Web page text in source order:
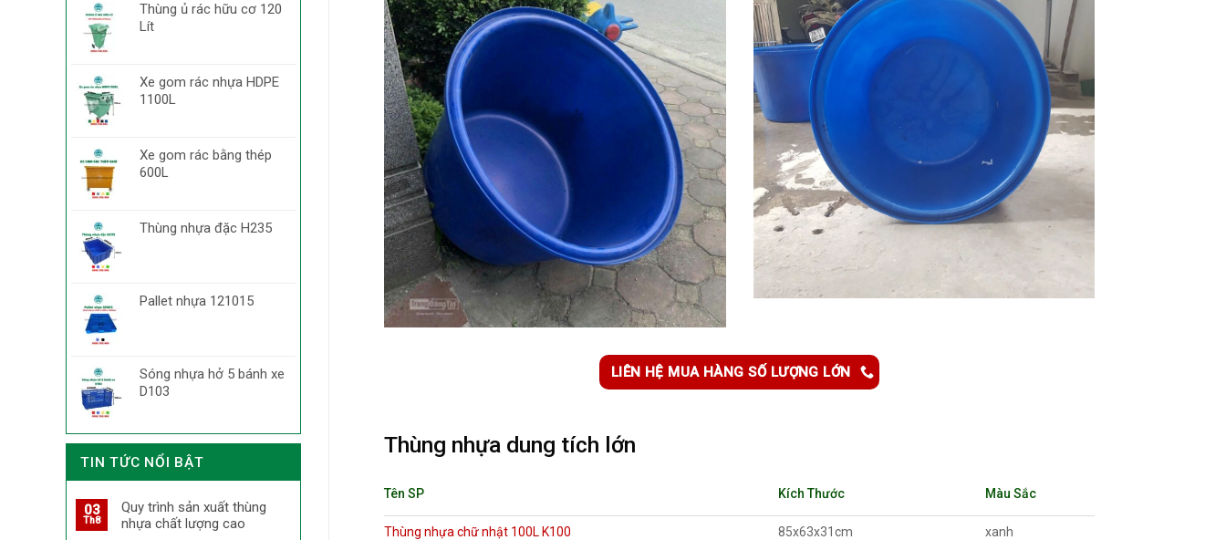
Thùng ủ rác hữu cơ 120
Lít
Xe gom rác nhựa HDPE
1100L
Xe gom rác bằng thép
600L
Thùng nhựa đặc H235
Pallet nhựa 121015
Sóng nhựa hở 5 bánh xe
D103
TIN TỨC NỔI BẬT
03
Th8
Quy trình sản xuất thùng
nhựa chất lượng cao
LIÊN HỆ MUA HÀNG SỐ LƯỢNG LỚN
Thùng nhựa dung tích lớn
Tên SP Kích Thước Màu Sắc
Thùng nhựa chữ nhật 100L K100 85x63x31cm xanh